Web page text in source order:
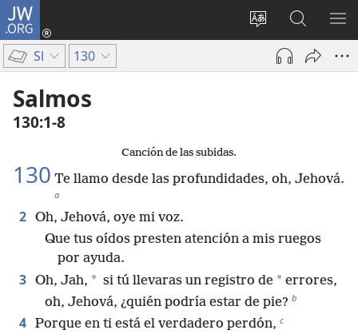
JW.ORG
Cambiar
idioma
del sitio
Iniciar
sesión
en
jw.org
Sl 130
Salmos
130:1-8
Canción de las subidas.
130 Te llamo desde las profundidades, oh, Jehová.
a
2 Oh, Jehová, oye mi voz.
Que tus oídos presten atención a mis ruegos
por ayuda.
3 Oh, Jah, * si tú llevaras un registro de * errores,
oh, Jehová, ¿quién podría estar de pie? b
4 Porque en ti está el verdadero perdón, c